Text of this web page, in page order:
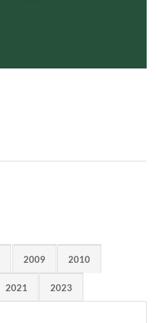
2009 2010
2021 2023